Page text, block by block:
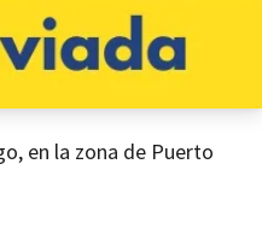
en la zona de Puerto